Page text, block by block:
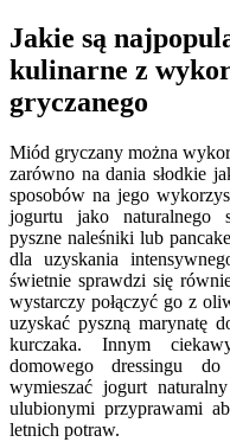
Jakie są
kulinarne z
gryczanego
Miód gryczany można
zarówno na dania słodkie
sposobów na jego
jogurtu jako naturalnego
pyszne naleśniki lub
dla uzyskania
świetnie sprawdzi się
wystarczy połączyć go z
uzyskać pyszną marynatę
kurczaka. Innym
domowego dressingu
wymieszać jogurt
ulubionymi przyprawami
letnich potraw.